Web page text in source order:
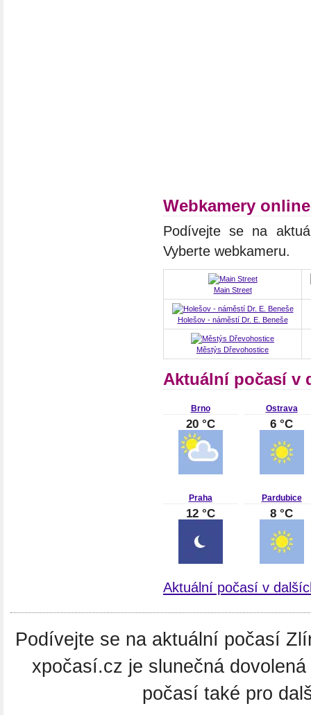
Webkamery
Podívejte se na
Vyberte webkameru.
Main Street
Holešov - náměstí Dr. E. Beneše
Městýs Dřevohostice
Aktuální počasí v
Brno
20 °C
Ostrava
6 °C
Praha
12 °C
Pardubice
8 °C
Aktuální počasí v
Podívejte se na aktuální počasí
xpočasí.cz je slunečná
počasí také pro